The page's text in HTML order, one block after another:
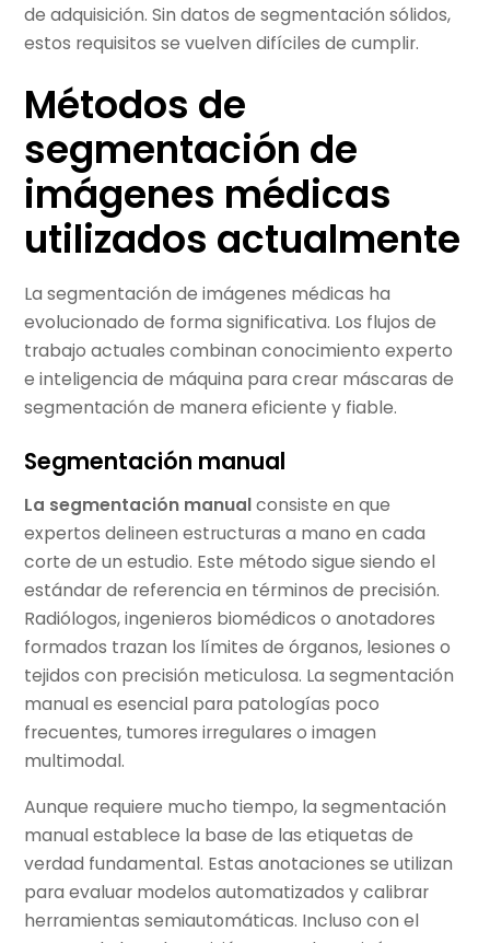
de adquisición. Sin datos de segmentación sólidos,
estos requisitos se vuelven difíciles de cumplir.
Métodos de
segmentación de
imágenes médicas
utilizados actualmente
La segmentación de imágenes médicas ha
evolucionado de forma significativa. Los flujos de
trabajo actuales combinan conocimiento experto
e inteligencia de máquina para crear máscaras de
segmentación de manera eficiente y fiable.
Segmentación manual
La segmentación manualconsiste en que
expertos delineen estructuras a mano en cada
corte de un estudio. Este método sigue siendo el
estándar de referencia en términos de precisión.
Radiólogos, ingenieros biomédicos o anotadores
formados trazan los límites de órganos, lesiones o
tejidos con precisión meticulosa. La segmentación
manual es esencial para patologías poco
frecuentes, tumores irregulares o imagen
multimodal.
Aunque requiere mucho tiempo, la segmentación
manual establece la base de las etiquetas de
verdad fundamental. Estas anotaciones se utilizan
para evaluar modelos automatizados y calibrar
herramientas semiautomáticas. Incluso con el